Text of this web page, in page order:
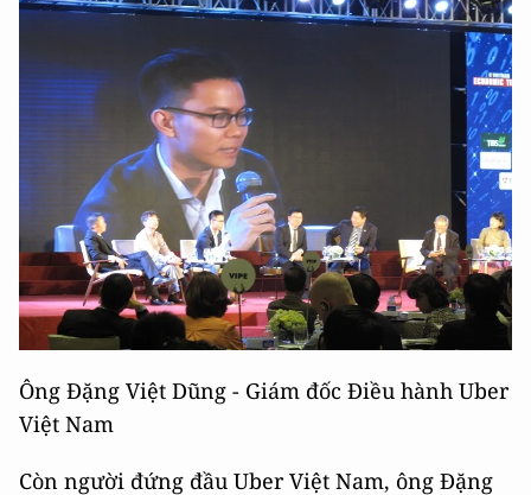
Ông Đặng Việt Dũng - Giám đốc Điều hành Uber
Việt Nam
Còn người đứng đầu Uber Việt Nam, ông Đặng